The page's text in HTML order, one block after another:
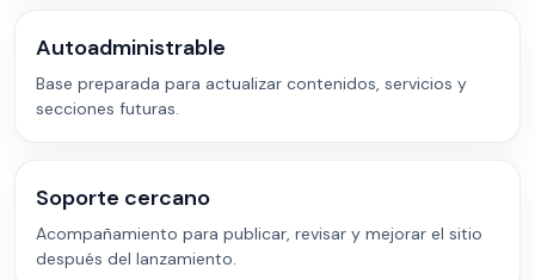
Autoadministrable
Base preparada para actualizar contenidos, servicios y
secciones futuras.
Soporte cercano
Acompañamiento para publicar, revisar y mejorar el sitio
después del lanzamiento.